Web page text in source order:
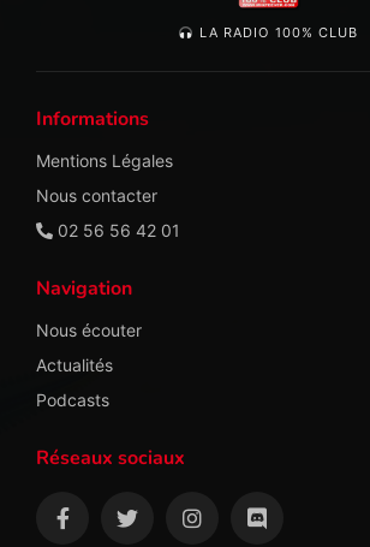
LA RADIO 100% CLUB
Informations
Mentions Légales
Nous contacter
02 56 56 42 01
Navigation
Nous écouter
Actualités
Podcasts
Réseaux sociaux